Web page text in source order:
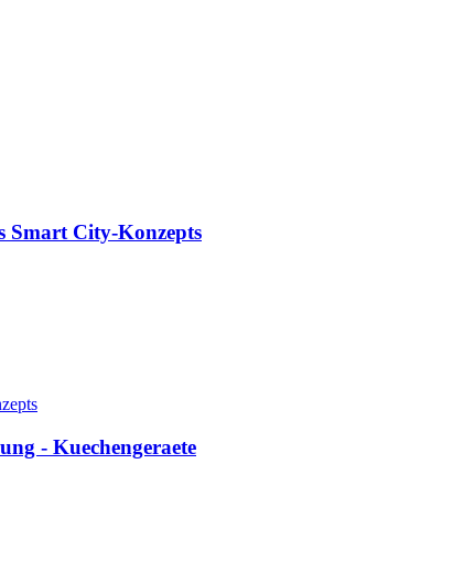
Smart City-Konzepts
- Kuechengeraete